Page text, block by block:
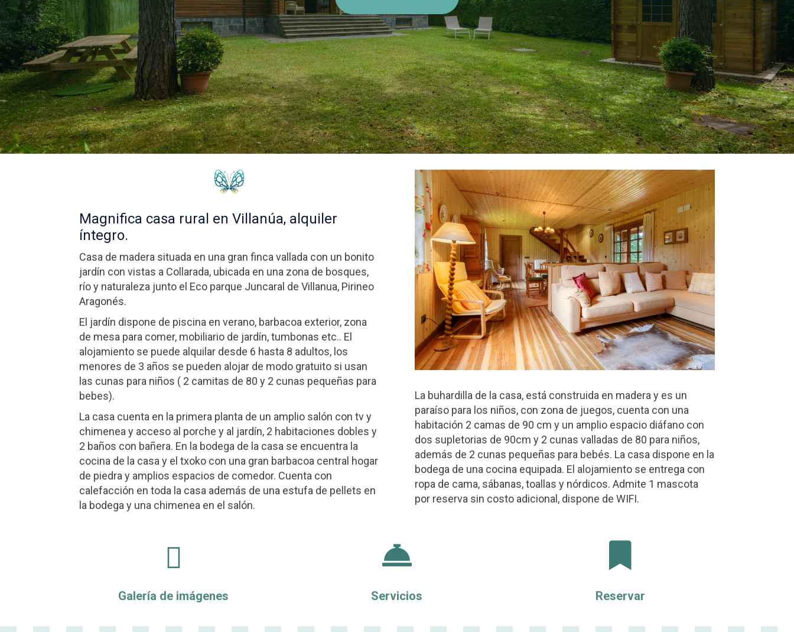
Magnifica casa rural en Villanúa, alquiler
íntegro.
Casa de madera situada en una gran finca vallada con un bonito
jardín con vistas a Collarada, ubicada en una zona de bosques,
río y naturaleza junto el Eco parque Juncaral de Villanua, Pirineo
Aragonés.
El jardín dispone de piscina en verano, barbacoa exterior, zona
de mesa para comer, mobiliario de jardín, tumbonas etc.. El
alojamiento se puede alquilar desde 6 hasta 8 adultos, los
menores de 3 años se pueden alojar de modo gratuito si usan
las cunas para niños ( 2 camitas de 80 y 2 cunas pequeñas para
bebes).
La casa cuenta en la primera planta de un amplio salón con tv y
chimenea y acceso al porche y al jardín, 2 habitaciones dobles y
2 baños con bañera. En la bodega de la casa se encuentra la
cocina de la casa y el txoko con una gran barbacoa central hogar
de piedra y amplios espacios de comedor. Cuenta con
calefacción en toda la casa además de una estufa de pellets en
la bodega y una chimenea en el salón.
La buhardilla de la casa, está construida en madera y es un
paraíso para los niños, con zona de juegos, cuenta con una
habitación 2 camas de 90 cm y un amplio espacio diáfano con
dos supletorias de 90cm y 2 cunas valladas de 80 para niños,
además de 2 cunas pequeñas para bebés. La casa dispone en la
bodega de una cocina equipada. El alojamiento se entrega con
ropa de cama, sábanas, toallas y nórdicos. Admite 1 mascota
por reserva sin costo adicional, dispone de WIFI.

Galería de imágenes

Servicios

Reservar